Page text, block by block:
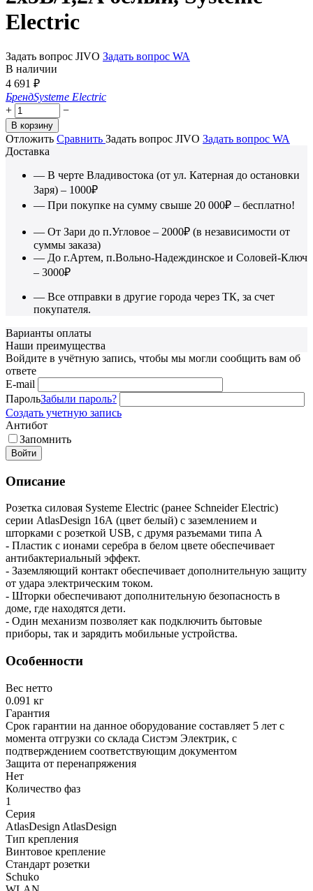
Electric
Задать вопрос JIVO Задать вопрос WA
В наличии
4 691 ₽
БрендSysteme Electric
+
−
В корзину
Отложить Сравнить Задать вопрос JIVO Задать вопрос WA
Доставка
— В черте Владивостока (от ул. Катерная до остановки
Заря) – 1000₽
— При покупке на сумму свыше 20 000₽ – бесплатно!
— От Зари до п.Угловое – 2000₽ (в независимости от
суммы заказа)
— До г.Артем, п.Вольно-Надеждинское и Соловей-Ключ
– 3000₽
— Все отправки в другие города через ТК, за счет
покупателя.
Варианты оплаты
Наши преимущества
Войдите в учётную запись, чтобы мы могли сообщить вам об
ответе
E-mail
ПарольЗабыли пароль?
Создать учетную запись
Антибот
Запомнить
Войти
Описание
Розетка силовая Systeme Electric (ранее Schneider Electric)
серии AtlasDesign 16А (цвет белый) с заземлением и
шторками с розеткой USB, с друмя разъемами типа А
- Пластик с ионами серебра в белом цвете обеспечивает
антибактериальный эффект.
- Заземляющий контакт обеспечивает дополнительную защиту
от удара электрическим током.
- Шторки обеспечивают дополнительную безопасность в
доме, где находятся дети.
- Один механизм позволяет как подключить бытовые
приборы, так и зарядить мобильные устройства.
Особенности
Вес нетто
0.091 кг
Гарантия
Срок гарантии на данное оборудование составляет 5 лет с
момента отгрузки со склада Систэм Электрик, с
подтверждением соответствующим документом
Защита от перенапряжения
Нет
Количество фаз
1
Серия
AtlasDesign AtlasDesign
Тип крепления
Винтовое крепление
Cтандарт розетки
Schuko